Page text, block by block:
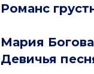
Романс
Мария Богова
Девичья